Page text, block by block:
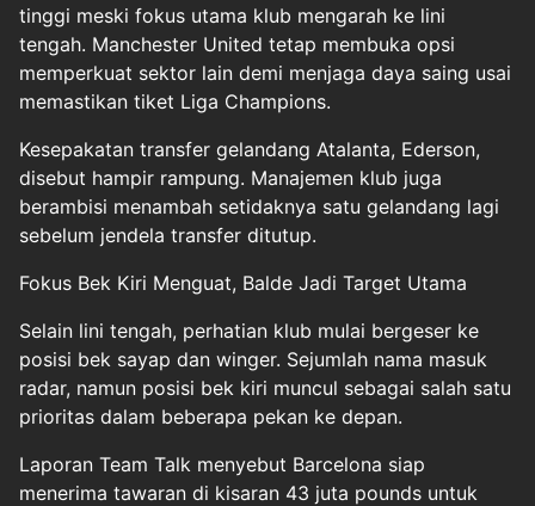
tinggi meski fokus utama klub mengarah ke lini
tengah. Manchester United tetap membuka opsi
memperkuat sektor lain demi menjaga daya saing usai
memastikan tiket Liga Champions.
Kesepakatan transfer gelandang Atalanta, Ederson,
disebut hampir rampung. Manajemen klub juga
berambisi menambah setidaknya satu gelandang lagi
sebelum jendela transfer ditutup.
Fokus Bek Kiri Menguat, Balde Jadi Target Utama
Selain lini tengah, perhatian klub mulai bergeser ke
posisi bek sayap dan winger. Sejumlah nama masuk
radar, namun posisi bek kiri muncul sebagai salah satu
prioritas dalam beberapa pekan ke depan.
Laporan Team Talk menyebut Barcelona siap
menerima tawaran di kisaran 43 juta pounds untuk